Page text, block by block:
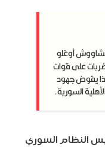
تشاووش أوغلو
على قوات
يقوض جهود
السورية.
النظام السوري